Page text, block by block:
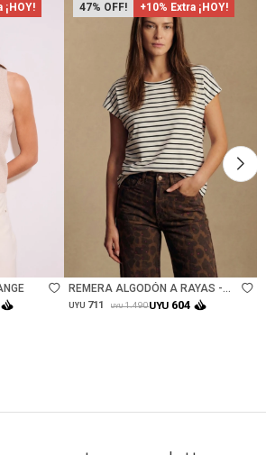
¡HOY! 47 +10% Extra ¡HOY!
Talle
REMERA ALGODÓN A RAYAS -
NACAR
UYU 711 UYU 1.490UYU 604